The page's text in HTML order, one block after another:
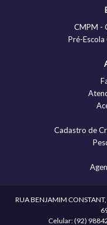
CMPM -
Pré-
Cadastro de
RUA BENJAMIM
Celular: (92)